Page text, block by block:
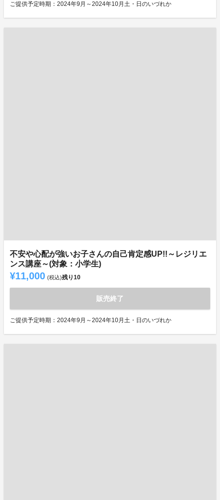
ご提供予定時期：2024年9月～2024年10月土・日のいづれか
不安や心配が強いお子さんの自己肯定感UP!!～レジリエ
ンス講座～(対象：小学生)
¥11,000 (税込)残り10
販売終了
ご提供予定時期：2024年9月～2024年10月土・日のいづれか